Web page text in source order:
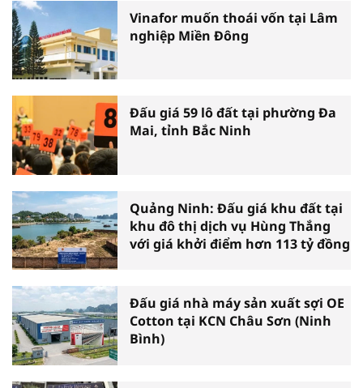
Vinafor muốn thoái vốn tại Lâm
nghiệp Miền Đông
Đấu giá 59 lô đất tại phường Đa
Mai, tỉnh Bắc Ninh
Quảng Ninh: Đấu giá khu đất tại
khu đô thị dịch vụ Hùng Thắng
với giá khởi điểm hơn 113 tỷ đồng
Đấu giá nhà máy sản xuất sợi OE
Cotton tại KCN Châu Sơn (Ninh
Bình)